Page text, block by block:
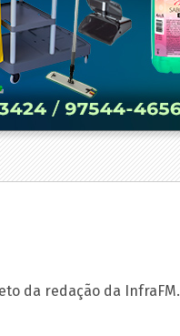
da redação da InfraFM.